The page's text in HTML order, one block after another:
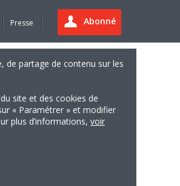
Abonné
Presse
de partage de contenu sur les
site et des cookies de
« Paramétrer » et modifier
plus d’informations, voir